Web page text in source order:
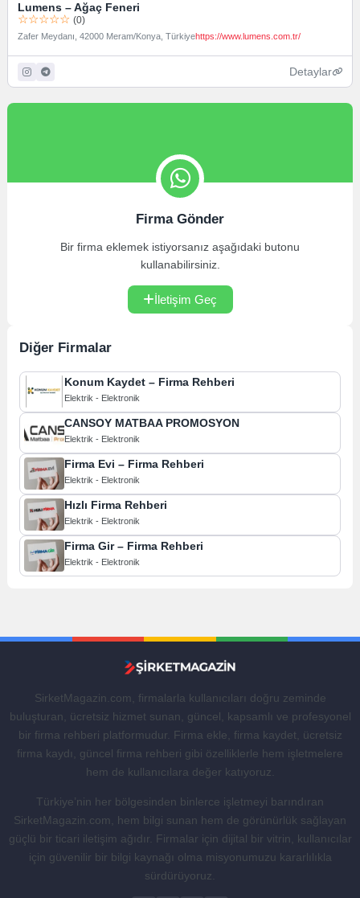
Lumens – Ağaç Feneri
☆☆☆☆☆(0)
Zafer Meydanı, 42000 Meram/Konya, Türkiyehttps://www.lumens.com.tr/
Detaylar
Firma Gönder
Bir firma eklemek istiyorsanız aşağıdaki butonu
kullanabilirsiniz.
İletişim Geç
Diğer Firmalar
Konum Kaydet – Firma Rehberi
Elektrik - Elektronik
CANSOY MATBAA PROMOSYON
Elektrik - Elektronik
Firma Evi – Firma Rehberi
Elektrik - Elektronik
Hızlı Firma Rehberi
Elektrik - Elektronik
Firma Gir – Firma Rehberi
Elektrik - Elektronik
SirketMagazin.com, firmalarla kullanıcıları doğru zeminde
buluşturan, ücretsiz hizmet sunan, güncel, kapsamlı ve profesyonel
bir firma rehberi platformudur. Firma ekle, firma kaydet, ücretsiz
firma kaydı, güncel firma rehberi gibi özelliklerle hem işletmelere
hem de kullanıcılara değer katıyoruz.
Türkiye’nin her bölgesinden binlerce işletmeyi barındıran
SirketMagazin.com, hem bilgi sunan hem de görünürlük sağlayan
güçlü bir ticari iletişim ağıdır. Firmalar için dijital bir vitrin, kullanıcılar
için güvenilir bir bilgi kaynağı olma misyonumuzu kararlılıkla
sürdürüyoruz.